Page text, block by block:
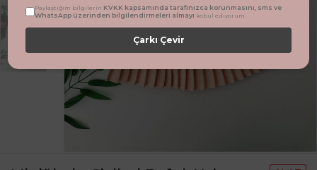
Paylaştığım bilgilerin KVKK kapsamında tarafınızca korunmasını, sms ve
WhatsApp üzerinden bilgilendirmeleri almayı kabul ediyorum.
Çarkı Çevir